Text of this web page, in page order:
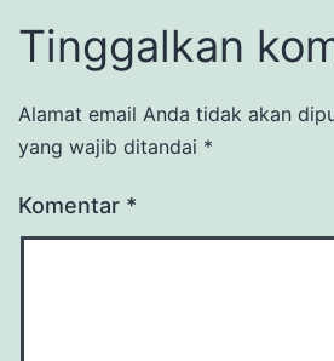
Tinggalkan
Alamat email Anda tidak akan
yang wajib ditandai *
Komentar *